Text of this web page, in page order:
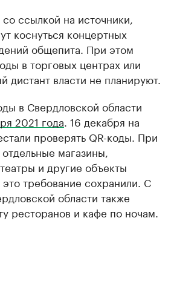
ссылкой на источники,
коснуться концертных
общепита. При этом
в торговых центрах или
дистант власти не планируют.
в Свердловской области
2021 года . 16 декабря на
проверять QR-коды. При
магазины,
и другие объекты
это требование сохранили. С
области также
ресторанов и кафе по ночам.